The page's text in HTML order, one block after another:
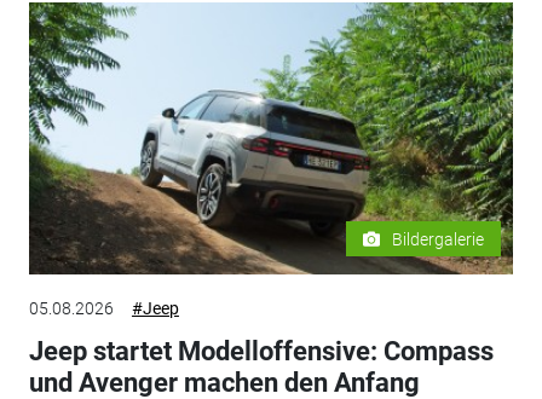
Bildergalerie
05.08.2026 #Jeep
Jeep startet Modelloffensive: Compass
und Avenger machen den Anfang